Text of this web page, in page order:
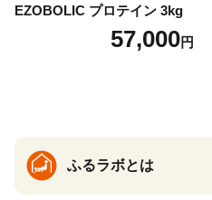
EZOBOLIC プロテイン 3kg
57,000円
ふるラボとは